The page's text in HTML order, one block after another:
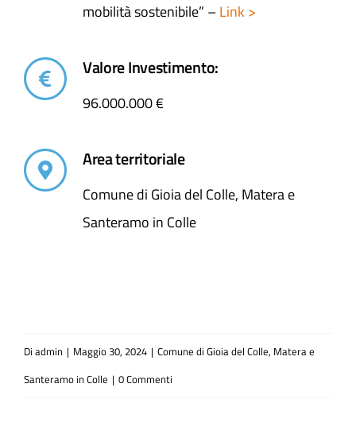
mobilità sostenibile” –Link >
Valore Investimento:
96.000.000 €
Area territoriale
Comune di Gioia del Colle, Matera e
Santeramo in Colle
Di admin | Maggio 30, 2024 | Comune di Gioia del Colle, Matera e
Santeramo in Colle | 0 Commenti